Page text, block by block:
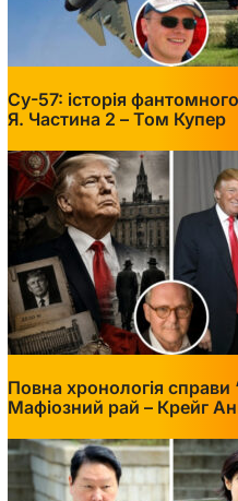
Су-57: історія
Я. Частина 2 – Том Купер
Повна хронологія справи
Мафіозний рай – Крейг